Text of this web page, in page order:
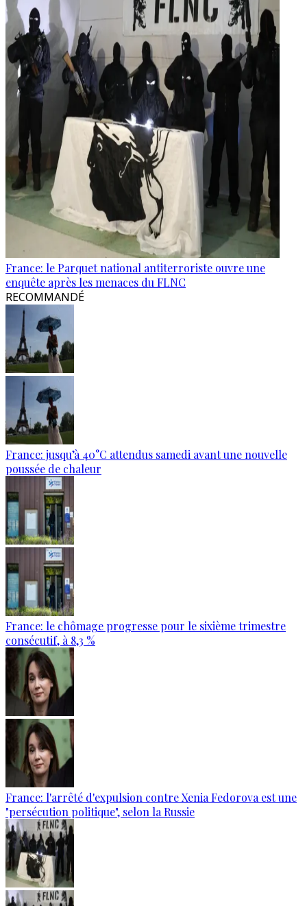
France: le Parquet national antiterroriste ouvre une
enquête après les menaces du FLNC
RECOMMANDÉ
France: jusqu’à 40°C attendus samedi avant une nouvelle
poussée de chaleur
France: le chômage progresse pour le sixième trimestre
consécutif, à 8,3 %
France: l'arrêté d'expulsion contre Xenia Fedorova est une
"persécution politique", selon la Russie